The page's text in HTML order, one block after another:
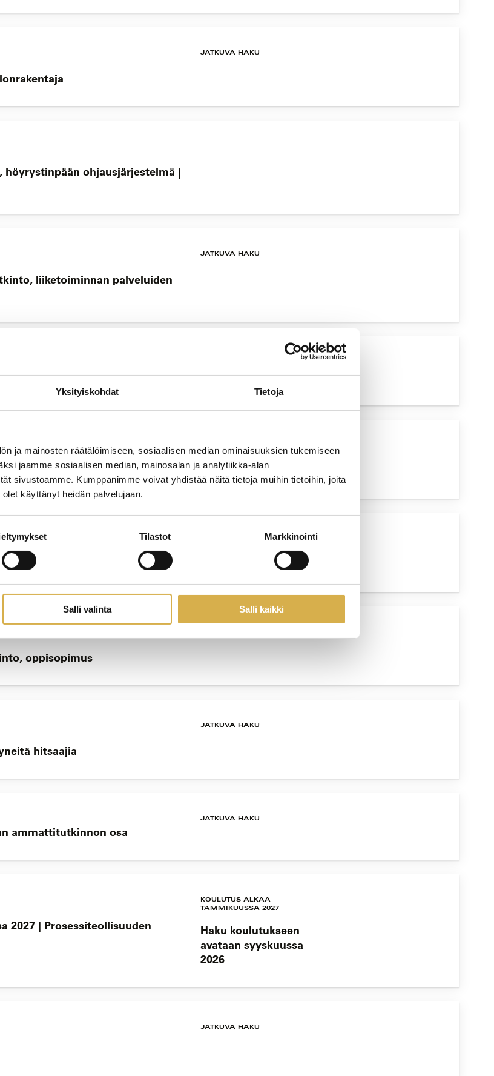
Yksityiskohdat Tietoja
ja mainosten räätälöimiseen, sosiaalisen median ominaisuuksien tukemiseen
jaamme sosiaalisen median, mainosalan ja analytiikka-alan
sivustoamme. Kumppanimme voivat yhdistää näitä tietoja muihin tietoihin, joita
käyttänyt heidän palvelujaan.
Tilastot Markkinointi
Salli valinta Salli kaikki
JATKUVA HAKU
ohjausjärjestelmä |
liiketoiminnan palveluiden
JATKUVA HAKU
oppisopimus
hitsaajia
JATKUVA HAKU
ammattitutkinnon osa
JATKUVA HAKU
2027 | Prosessiteollisuuden
KOULUTUS ALKAA
TAMMIKUUSSA 2027
Haku koulutukseen
avataan syyskuussa
2026
JATKUVA HAKU